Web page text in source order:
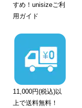
すめ！unisizeご利
用ガイド
11,000円(税込)以
上で送料無料！